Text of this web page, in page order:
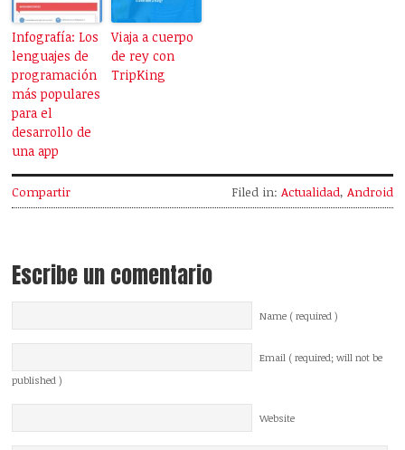
Infografía: Los
lenguajes de
programación
más populares
para el
desarrollo de
una app
Viaja a cuerpo
de rey con
TripKing
Compartir Filed in: Actualidad, Android
Escribe un comentario
Name ( required )
Email ( required; will not be
published )
Website